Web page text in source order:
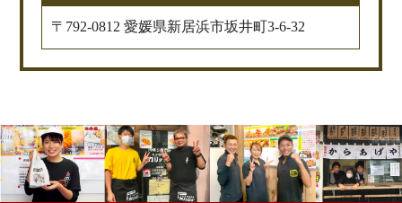
〒792-0812 愛媛県新居浜市坂井町3-6-32